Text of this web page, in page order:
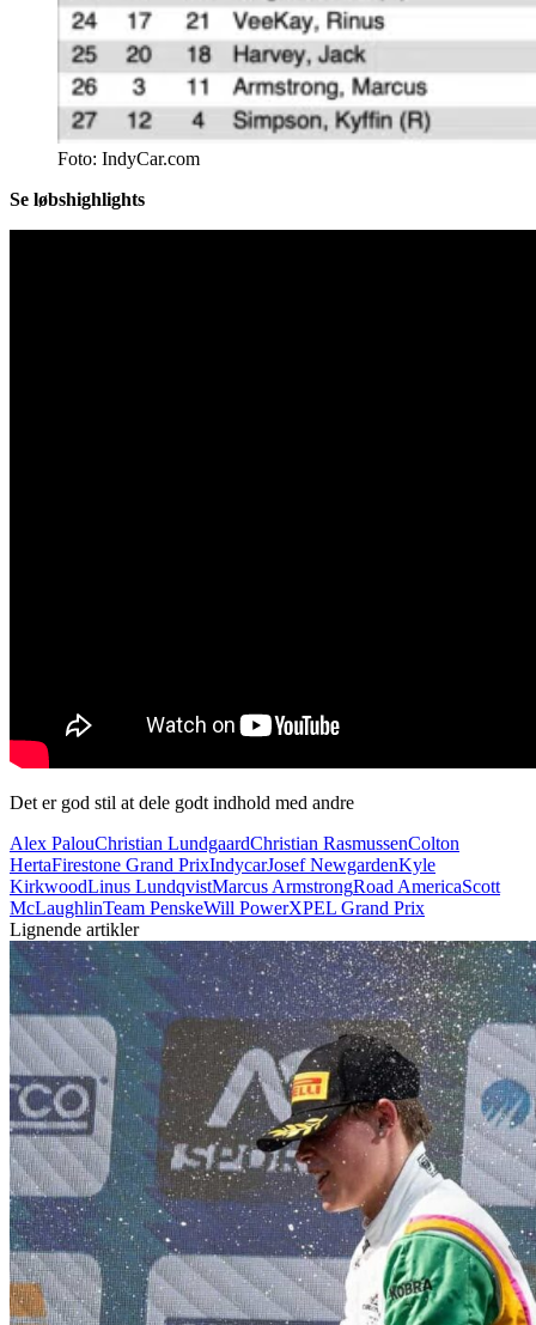
Foto: IndyCar.com
Se løbshighlights
Det er god stil at dele godt indhold med andre
Alex PalouChristian LundgaardChristian RasmussenColton
HertaFirestone Grand PrixIndycarJosef NewgardenKyle
KirkwoodLinus LundqvistMarcus ArmstrongRoad AmericaScott
McLaughlinTeam PenskeWill PowerXPEL Grand Prix
Lignende artikler